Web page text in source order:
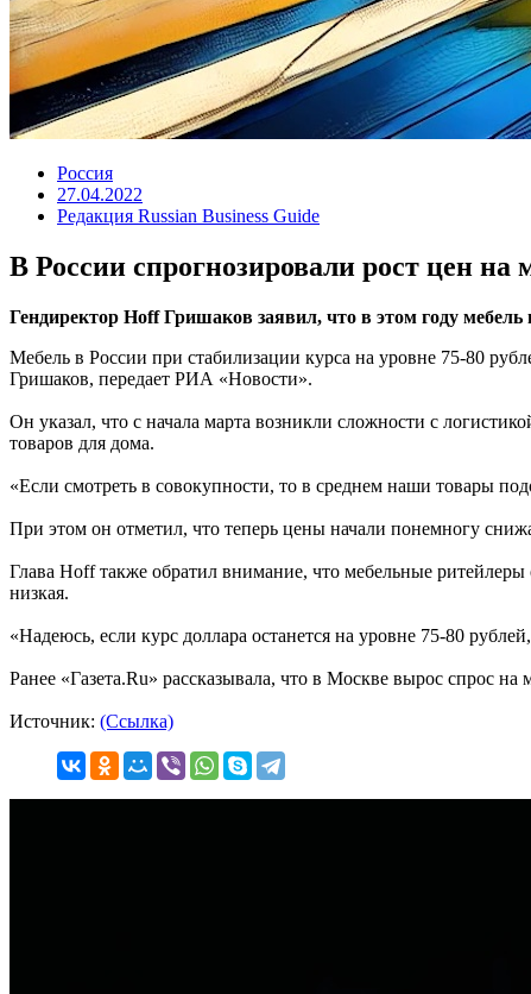
Россия
27.04.2022
Редакция Russian Business Guide
В России спрогнозировали рост цен на
Гендиректор Hoff Гришаков заявил, что в этом году
Мебель в России при стабилизации курса на уровне 75-80
Гришаков, передает РИА «Новости».
Он указал, что с начала марта возникли сложности с
товаров для дома.
«Если смотреть в совокупности, то в среднем наши товары
При этом он отметил, что теперь цены начали понемногу
Глава Hoff также обратил внимание, что мебельные ритейлеры
низкая.
«Надеюсь, если курс доллара останется на уровне 75-80
Ранее «Газета.Ru» рассказывала, что в Москве вырос спрос
Источник: (Ссылка)